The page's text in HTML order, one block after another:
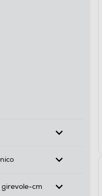
per Marca: BOSCH
cm